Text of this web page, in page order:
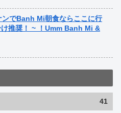
ンでBanh Mi朝食ならここに行
推奨！ ~ ！Umm Banh Mi &
41